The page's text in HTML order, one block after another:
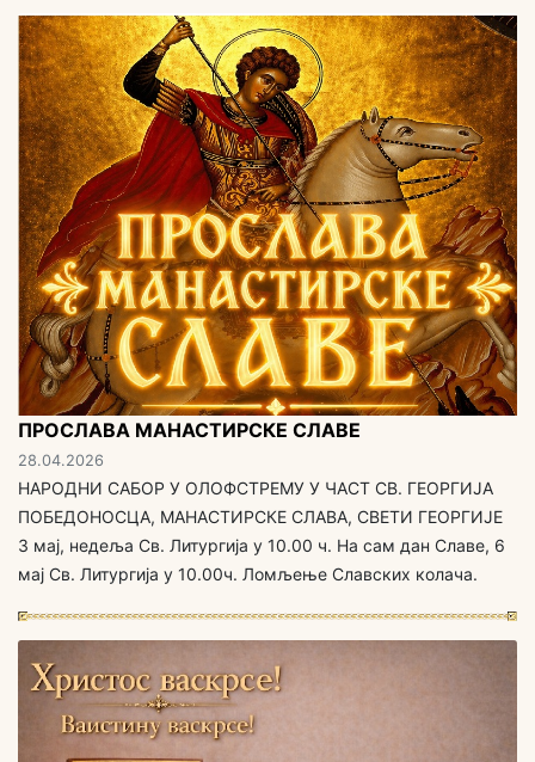
ПРОСЛАВА МАНАСТИРСКЕ СЛАВЕ
28.04.2026
НАРОДНИ САБОР У ОЛОФСТРЕМУ У ЧАСТ СВ. ГЕОРГИЈА
ПОБЕДОНОСЦА, МАНАСТИРСКЕ СЛАВА, СВЕТИ ГЕОРГИЈЕ
3 мај, недеља Св. Литургија у 10.00 ч. На сам дан Славе, 6
мај Св. Литургија у 10.00ч. Ломљење Славских колача.